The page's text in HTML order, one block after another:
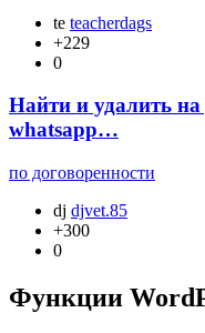
te teacherdags
+229
0
Найти и удалить на
whatsapp…
по договоренности
dj djvet.85
+300
0
Функции